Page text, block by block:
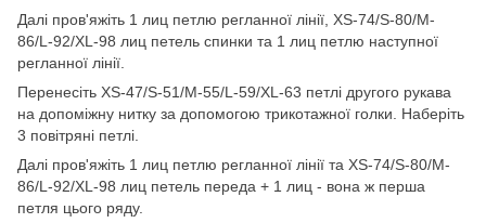
Далі пров'яжіть 1 лиц петлю регланної лінії, XS-74/S-80/M-
86/L-92/XL-98 лиц петель спинки та 1 лиц петлю наступної
регланної лінії.
Перенесіть XS-47/S-51/M-55/L-59/XL-63 петлі другого рукава
на допоміжну нитку за допомогою трикотажної голки. Наберіть
3 повітряні петлі.
Далі пров'яжіть 1 лиц петлю регланної лінії та XS-74/S-80/M-
86/L-92/XL-98 лиц петель переда + 1 лиц - вона ж перша
петля цього ряду.